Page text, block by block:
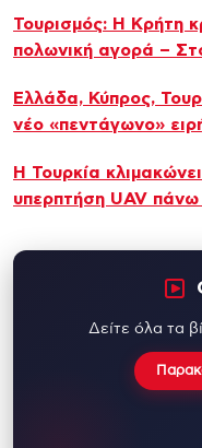
Τουρισμός: Η Κρήτη
πολωνική αγορά –
Ελλάδα, Κύπρος,
νέο «πεντάγωνο»
Η Τουρκία
υπερπτήση UAV
Δείτε όλα τα